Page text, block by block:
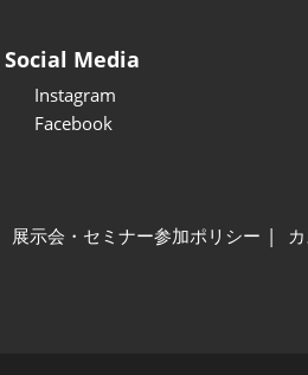
Social Media
Instagram
Facebook
展示会・セミナー参加ポリシー